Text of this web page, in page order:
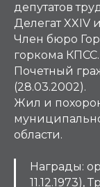
депутатов
Делегат XXIV
Член бюро
горкома КПСС.
Почетный
(28.03.2002).
Жил и
области.
Награды:
11.12.1973),